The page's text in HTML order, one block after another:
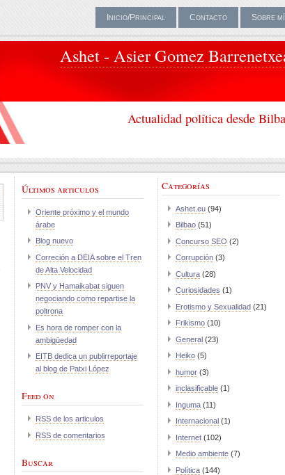
Inicio/Principal Contacto Sobre mí
Ashet - Asier Gomez
Actualidad política desde
Últimos articulos
Oriente próximo y el mundo
árabe
Blog nuevo
Correción a DEIA sobre el Tren
de Alta Velocidad
PNV y Hamaikabat siguen
negociando como repartise la
poltrona
Es hora de romper con la
ambigüedad
EITB dedica un publirreportaje
al blog de Patxi López
Feed on
RSS de los articulos
RSS de comentarios
Buscar
Categorías
Ashet.eu (94)
Bilbao (51)
Concurso SEO (2)
Corrupción (3)
Cultura (28)
Curiosidades (1)
Erotismo y Sexualidad (21)
Frikismo (10)
General (23)
Heiko (5)
humor (3)
inclasificable (1)
Inguma (11)
Internacional (1)
Internet (102)
Medio ambiente (7)
Política (144)